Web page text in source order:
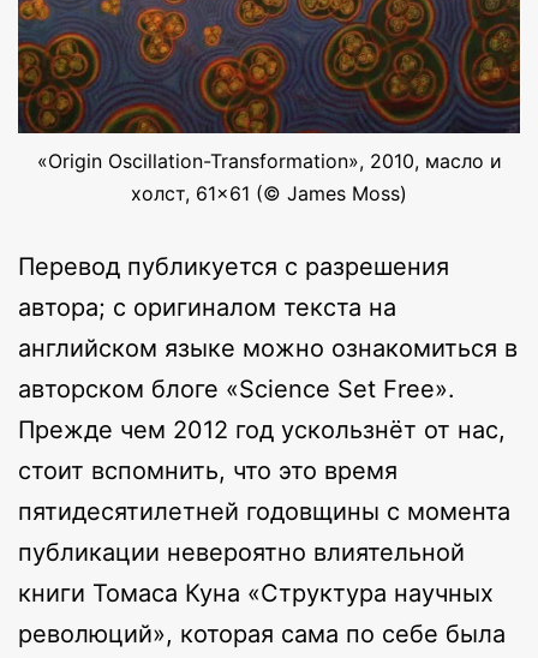
«Origin Oscillation-Transformation», 2010, масло и
холст, 61×61 (© James Moss)
Перевод публикуется с разрешения
автора; с оригиналом текста на
английском языке можно ознакомиться в
авторском блоге «Science Set Free».
Прежде чем 2012 год ускользнёт от нас,
стоит вспомнить, что это время
пятидесятилетней годовщины с момента
публикации невероятно влиятельной
книги Томаса Куна «Структура научных
революций», которая сама по себе была